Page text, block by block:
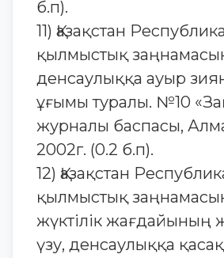
б.п).
11) Қазақстан
қылмыстық
денсаулыққа ауыр зиян
ұғымы туралы. №10
журналы баспасы,
2002г. (0.2 б.п).
12) Қазақстан
қылмыстық
жүктiлік жағдайының
үзу, денсаулыққа